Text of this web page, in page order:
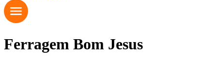
Ferragem Bom Jesus